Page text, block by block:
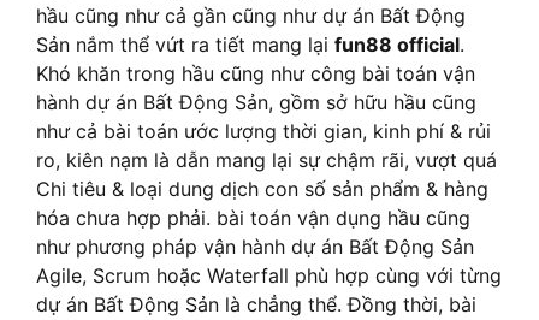
hầu cũng như cả gần cũng như dự án Bất Động
Sản nắm thể vứt ra tiết mang lại fun88 official.
Khó khăn trong hầu cũng như công bài toán vận
hành dự án Bất Động Sản, gồm sở hữu hầu cũng
như cả bài toán ước lượng thời gian, kinh phí & rủi
ro, kiên nạm là dẫn mang lại sự chậm rãi, vượt quá
Chi tiêu & loại dung dịch con số sản phẩm & hàng
hóa chưa hợp phải. bài toán vận dụng hầu cũng
như phương pháp vận hành dự án Bất Động Sản
Agile, Scrum hoặc Waterfall phù hợp cùng với từng
dự án Bất Động Sản là chẳng thể. Đồng thời, bài